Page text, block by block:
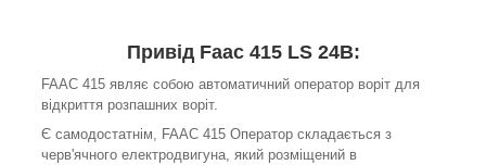
Привід Faac 415 LS 24В:
FAAC 415 являє собою автоматичний оператор воріт для
відкриття розпашних воріт.
Є самодостатнім, FAAC 415 Оператор складається з
черв'ячного електродвигуна, який розміщений в